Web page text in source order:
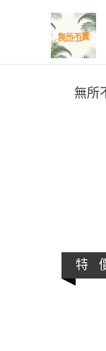
無所不賣
無所
特